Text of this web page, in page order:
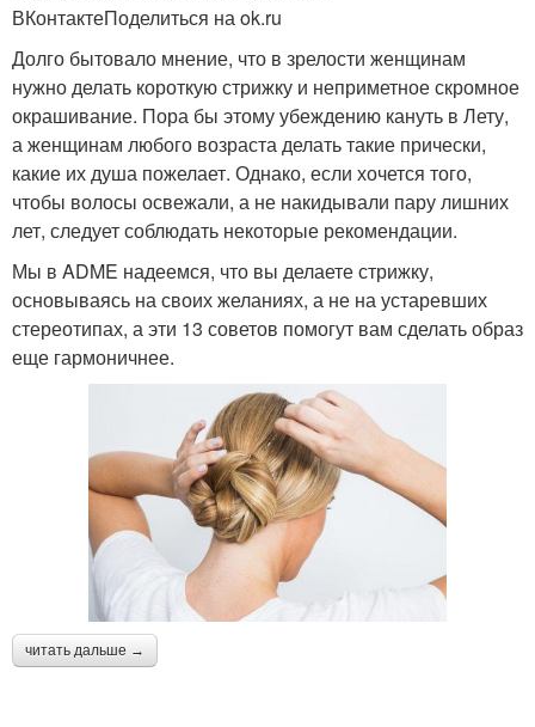
ВКонтактеПоделиться на ok.ru
Долго бытовало мнение, что в зрелости женщинам
нужно делать короткую стрижку и неприметное скромное
окрашивание. Пора бы этому убеждению кануть в Лету,
а женщинам любого возраста делать такие прически,
какие их душа пожелает. Однако, если хочется того,
чтобы волосы освежали, а не накидывали пару лишних
лет, следует соблюдать некоторые рекомендации.
Мы в ADME надеемся, что вы делаете стрижку,
основываясь на своих желаниях, а не на устаревших
стереотипах, а эти 13 советов помогут вам сделать образ
еще гармоничнее.
читать дальше →